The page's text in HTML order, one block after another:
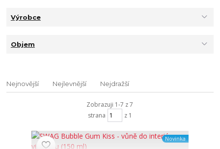
Výrobce
Objem
Nejnovější Nejlevnější Nejdražší
Zobrazuji 1-7 z 7
strana
z 1
Novinka